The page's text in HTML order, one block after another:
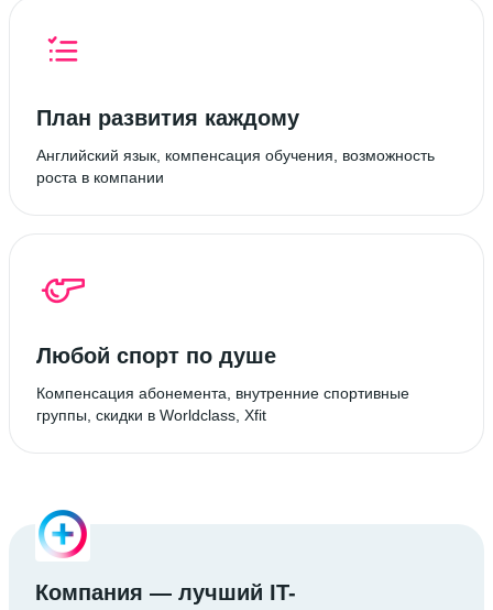
План развития каждому
Английский язык, компенсация обучения, возможность
роста в компании
Любой спорт по душе
Компенсация абонемента, внутренние спортивные
группы, скидки в Worldclass, Xfit
Компания — лучший IT-